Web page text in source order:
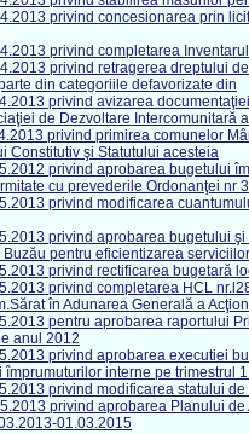
privind concesionarea prin
privind completarea
privind retragerea dreptului
din categoriile defavorizate din
privind avizarea
de Dezvoltare Intercomunitară
privind primirea comunelor
Constitutiv şi Statutului acesteia
privind aprobarea bugetului
cu prevederile Ordonanţei nr
privind modificarea
privind aprobarea bugetului
pentru eficientizarea
privind rectificarea
privind completarea HCL
în Adunarea Generală a
pentru aprobarea raportului
anul 2012
privind aprobarea executiei
interne pe trimestrul
privind modificarea statului
privind aprobarea Planului
01.03.2015